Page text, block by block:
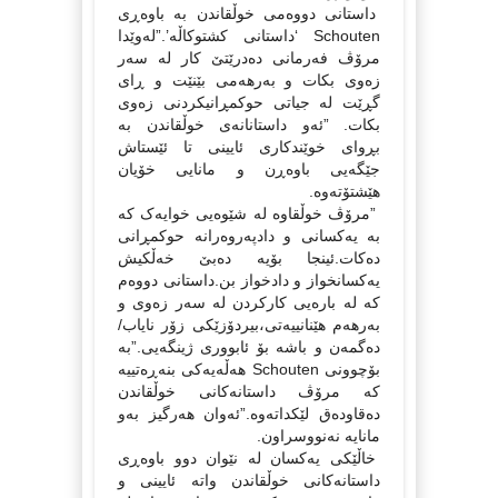
داستانی دووه‌می خوڵقاندن به‌ باوه‌ڕی
Schouten ‘داستانی کشتوکاڵه‌’.”له‌وێدا
مرۆڤ فه‌رمانی ده‌درێتێ کار له‌ سه‌ر
زه‌وی بکات و به‌رهه‌می بێنێت و ڕای
گڕێت له جیاتی حوکمڕانیکردنی زه‌وی
بکات. ”ئه‌و داستانانه‌ی خوڵقاندن به‌
بڕوای خوێندکاری ئایینی تا ئێستاش
جێگه‌یی باوه‌ڕن و مانایی خۆیان
هێشتۆته‌وه‌.
”مرۆڤ خوڵقاوه‌ له‌ شێوه‌یی خوایه‌ک که‌
به‌ یه‌کسانی و دادپه‌روه‌رانه‌ حوکمڕانی
ده‌کات.ئینجا بۆیه‌ ده‌بێ خه‌ڵکیش
یه‌کسانخواز و دادخواز بن.داستانی دووه‌م
که‌ له‌ باره‌یی کارکردن له‌ سه‌ر زه‌وی و
به‌رهه‌م هێنانییه‌تی،بیردۆزێکی زۆر نایاب/
ده‌گمه‌ن و باشه‌ بۆ ئابووری ژینگه‌یی.”به‌
بۆچوونی Schouten هه‌ڵه‌یه‌کی بنه‌ڕه‌تییه‌
که‌ مرۆڤ داستانه‌کانی خوڵقاندن
ده‌قاوده‌ق لێکداته‌وه‌.”ئه‌وان هه‌رگیز به‌و
مانایه‌ نه‌نووسراون.
خاڵێکی یه‌کسان له‌ نێوان دوو باوه‌ڕی
داستانه‌کانی خوڵقاندن واته‌ ئایینی و